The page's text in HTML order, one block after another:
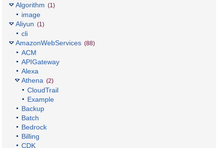
Algorithm (1)
image
Aliyun (1)
cli
AmazonWebServices (88)
ACM
APIGateway
Alexa
Athena (2)
CloudTrail
Example
Backup
Batch
Bedrock
Billing
CDK